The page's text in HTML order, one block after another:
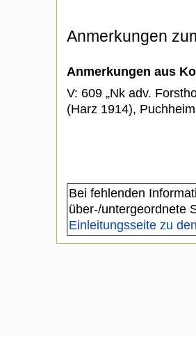
Anmerkungen
Anmerkungen aus
V: 609 „Nk adv.
(Harz 1914),
Bei fehlenden
über-/untergeordnete
Einleitungsseite zu